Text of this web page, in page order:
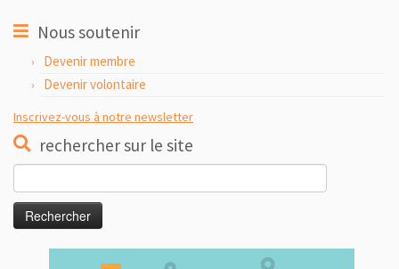
Nous soutenir
Devenir membre
Devenir volontaire
Inscrivez-vous à notre newsletter
rechercher sur le site